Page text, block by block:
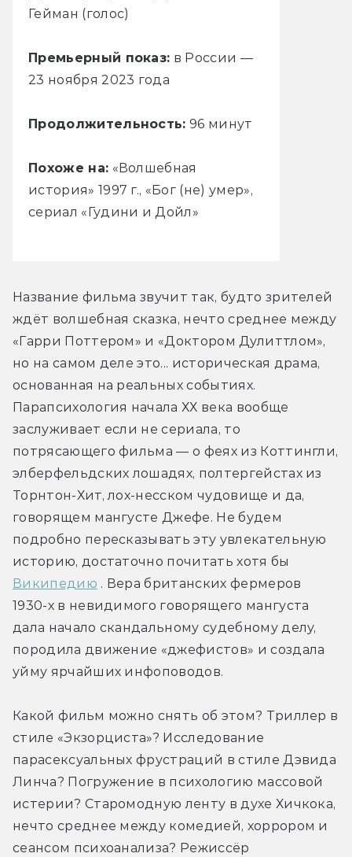
Гейман (голос)
Премьерный показ: в России —
23 ноября 2023 года
Продолжительность: 96 минут
Похоже на: «Волшебная
история» 1997 г., «Бог (не) умер»,
сериал «Гудини и Дойл»
Название фильма звучит так, будто зрителей
ждёт волшебная сказка, нечто среднее между
«Гарри Поттером» и «Доктором Дулиттлом»,
но на самом деле это... историческая драма,
основанная на реальных событиях.
Парапсихология начала ХХ века вообще
заслуживает если не сериала, то
потрясающего фильма — о феях из Коттингли,
элберфельдских лошадях, полтергейстах из
Торнтон-Хит, лох-несском чудовище и да,
говорящем мангусте Джефе. Не будем
подробно пересказывать эту увлекательную
Википедию . Вера британских фермеров
1930-х в невидимого говорящего мангуста
дала начало скандальному судебному делу,
породила движение «джефистов» и создала
уйму ярчайших инфоповодов.
Какой фильм можно снять об этом? Триллер в
стиле «Экзорциста»? Исследование
парасексуальных фрустраций в стиле Дэвида
Линча? Погружение в психологию массовой
истерии? Старомодную ленту в духе Хичкока,
нечто среднее между комедией, хоррором и
сеансом психоанализа? Режиссёр